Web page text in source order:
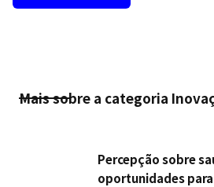
Mais sobre a categoria
Percepção sobre
oportunidades